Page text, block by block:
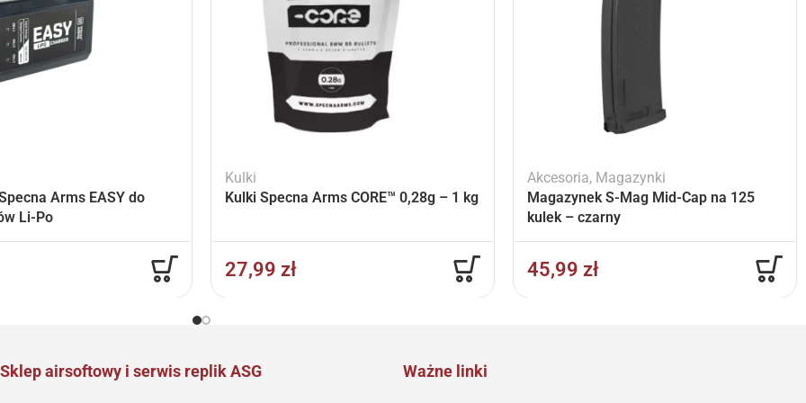
Arms EASY do
Li-Po
Kulki
Kulki Specna Arms CORE™ 0,28g – 1 kg
27,99 zł
Akcesoria, Magazynki
Magazynek S-Mag Mid-Cap na 125
kulek – czarny
45,99 zł
Sklep airsoftowy i serwis replik ASG Ważne linki